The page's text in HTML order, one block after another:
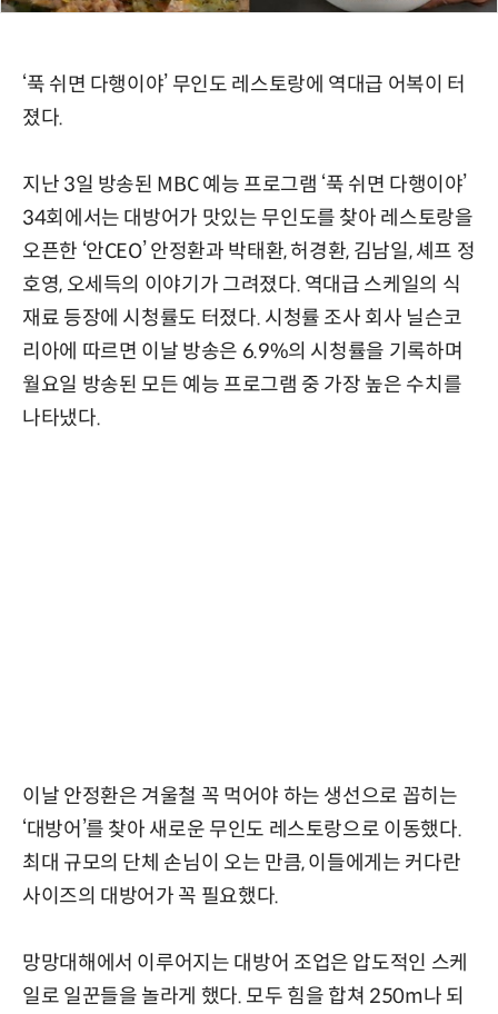
‘푹 쉬면 다행이야’ 무인도 레스토랑에 역대급 어복이 터
졌다.
지난 3일 방송된 MBC 예능 프로그램 ‘푹 쉬면 다행이야’
34회에서는 대방어가 맛있는 무인도를 찾아 레스토랑을
오픈한 ‘안CEO’ 안정환과 박태환, 허경환, 김남일, 셰프 정
호영, 오세득의 이야기가 그려졌다. 역대급 스케일의 식
재료 등장에 시청률도 터졌다. 시청률 조사 회사 닐슨코
리아에 따르면 이날 방송은 6.9%의 시청률을 기록하며
월요일 방송된 모든 예능 프로그램 중 가장 높은 수치를
나타냈다.
이날 안정환은 겨울철 꼭 먹어야 하는 생선으로 꼽히는
‘대방어’를 찾아 새로운 무인도 레스토랑으로 이동했다.
최대 규모의 단체 손님이 오는 만큼, 이들에게는 커다란
사이즈의 대방어가 꼭 필요했다.
망망대해에서 이루어지는 대방어 조업은 압도적인 스케
일로 일꾼들을 놀라게 했다. 모두 힘을 합쳐 250m나 되